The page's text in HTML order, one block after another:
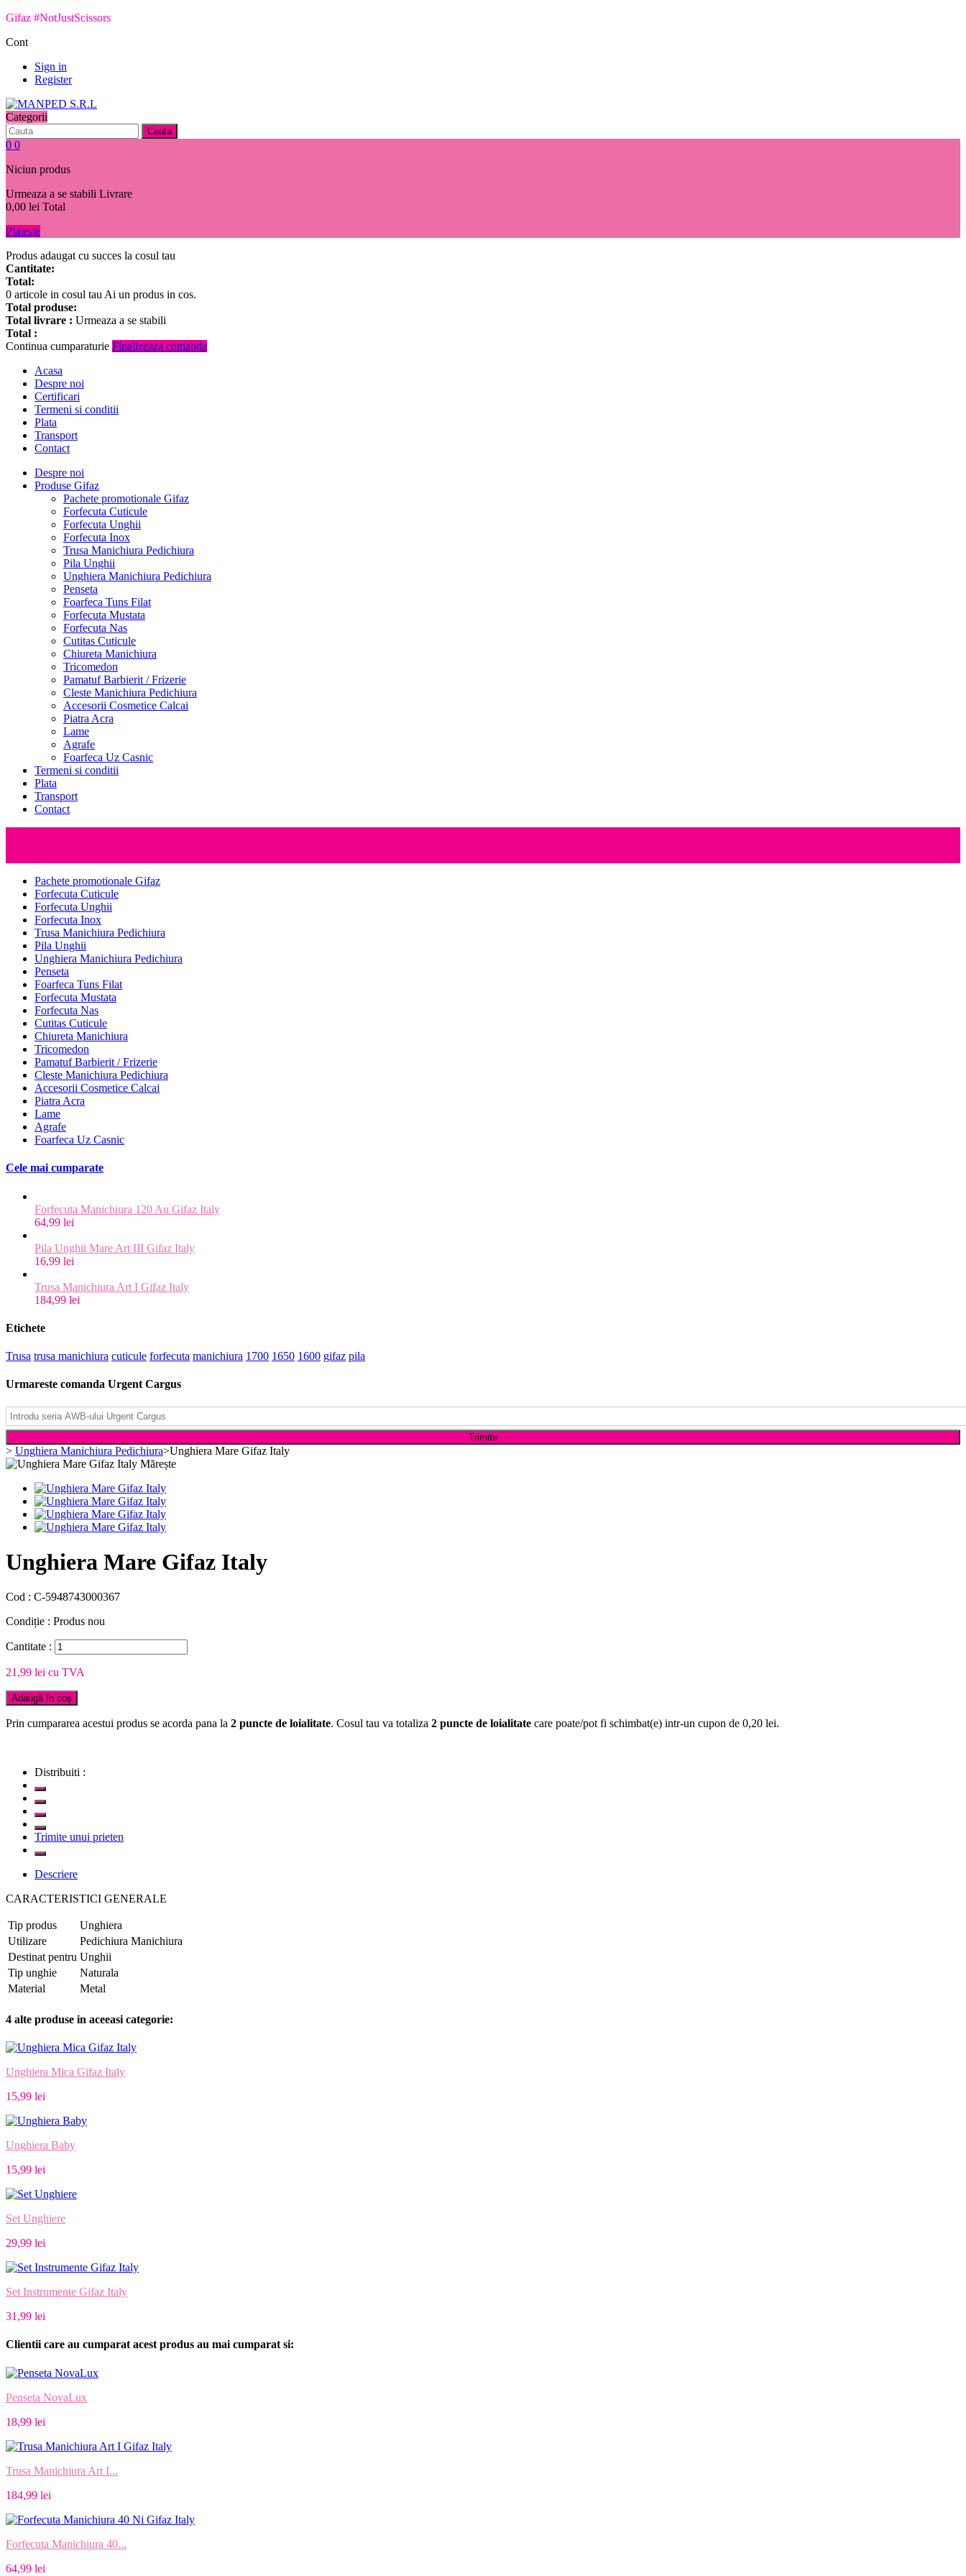
Gifaz #NotJustScissors
Cont
Sign in
Register
Categorii
Cauta
0 0
Niciun produs
Urmeaza a se stabili Livrare
0,00 lei Total
Plateste
Produs adaugat cu succes la cosul tau
Cantitate:
Total:
0 articole in cosul tau Ai un produs in cos.
Total produse:
Total livrare : Urmeaza a se stabili
Total :
Continua cumparaturie Finalizeaza comanda
Acasa
Despre noi
Certificari
Termeni si conditii
Plata
Transport
Contact
Despre noi
Produse Gifaz
Pachete promotionale Gifaz
Forfecuta Cuticule
Forfecuta Unghii
Forfecuta Inox
Trusa Manichiura Pedichiura
Pila Unghii
Unghiera Manichiura Pedichiura
Penseta
Foarfeca Tuns Filat
Forfecuta Mustata
Forfecuta Nas
Cutitas Cuticule
Chiureta Manichiura
Tricomedon
Pamatuf Barbierit / Frizerie
Cleste Manichiura Pedichiura
Accesorii Cosmetice Calcai
Piatra Acra
Lame
Agrafe
Foarfeca Uz Casnic
Termeni si conditii
Plata
Transport
Contact
Pachete promotionale Gifaz
Forfecuta Cuticule
Forfecuta Unghii
Forfecuta Inox
Trusa Manichiura Pedichiura
Pila Unghii
Unghiera Manichiura Pedichiura
Penseta
Foarfeca Tuns Filat
Forfecuta Mustata
Forfecuta Nas
Cutitas Cuticule
Chiureta Manichiura
Tricomedon
Pamatuf Barbierit / Frizerie
Cleste Manichiura Pedichiura
Accesorii Cosmetice Calcai
Piatra Acra
Lame
Agrafe
Foarfeca Uz Casnic
Cele mai cumparate
Forfecuta Manichiura 120 Au Gifaz Italy
64,99 lei
Pila Unghii Mare Art III Gifaz Italy
16,99 lei
Trusa Manichiura Art I Gifaz Italy
184,99 lei
Etichete
Trusa trusa manichiura cuticule forfecuta manichiura 1700 1650 1600 gifaz pila
Urmareste comanda Urgent Cargus
> Unghiera Manichiura Pedichiura>Unghiera Mare Gifaz Italy
Mărește
Unghiera Mare Gifaz Italy
Cod : C-5948743000367
Condiție : Produs nou
Cantitate :
21,99 lei cu TVA
Adaugă în coș
Prin cumpararea acestui produs se acorda pana la 2 puncte de loialitate. Cosul tau va totaliza 2 puncte de loialitate care poate/pot fi schimbat(e) intr-un cupon de 0,20 lei.
Distribuiti :
Trimite unui prieten
Descriere
CARACTERISTICI GENERALE
Tip produs
Unghiera
Utilizare
Pedichiura Manichiura
Destinat pentru Unghii
Tip unghie
Naturala
Material
Metal
4 alte produse in aceeasi categorie:
Unghiera Mica Gifaz Italy
15,99 lei
Unghiera Baby
15,99 lei
Set Unghiere
29,99 lei
Set Instrumente Gifaz Italy
31,99 lei
Clientii care au cumparat acest produs au mai cumparat si:
Penseta NovaLux
18,99 lei
Trusa Manichiura Art I...
184,99 lei
Forfecuta Manichiura 40...
64,99 lei